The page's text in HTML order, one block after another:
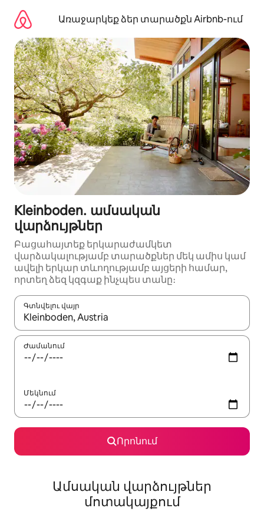
բովանդակությանըԱռաջարկեք ձեր տարածքն Airbnb-ում
Kleinboden․ ամսական
վարձույթներ
Բացահայտեք երկարաժամկետ
վարձակալությամբ տարածքներ մեկ ամիս կամ
ավելի երկար տևողությամբ այցերի համար,
որտեղ ձեզ կզգաք ինչպես տանը։
Գտնվելու վայր
Երբ արդյունքները հասանելի լինեն, սլաքների
Ժամանում
Մեկնում
Որոնում
Ամսական վարձույթներ
մոտակայքում